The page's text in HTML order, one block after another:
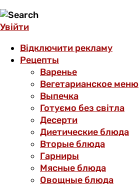
Увійти
Відключити рекламу
Рецепты
Варенье
Вегетарианское меню
Выпечка
Готуємо без світла
Десерти
Диетические блюда
Вторые блюда
Гарниры
Мясные блюда
Овощные блюда